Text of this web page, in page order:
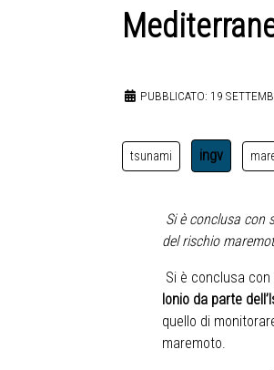
PUBBLICATO: 19
tsunami ingv
Si è conclusa con
del rischio
Si è conclusa
Ionio da parte
quello di
maremoto.